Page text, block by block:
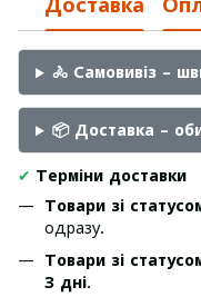
Доставка
🚴 Самовивіз –
📦 Доставка –
✔ Терміни доставки
Товари зі
одразу.
Товари зі
3 дні.